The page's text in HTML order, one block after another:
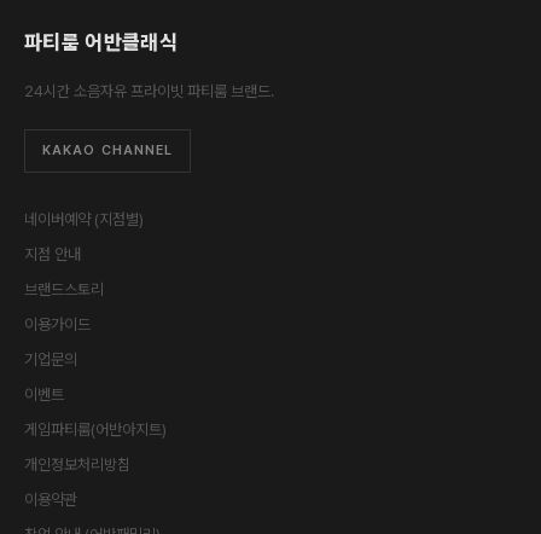
파티룸 어반클래식
24시간 소음자유 프라이빗 파티룸 브랜드.
KAKAO CHANNEL
네이버예약 (지점별)
지점 안내
브랜드스토리
이용가이드
기업문의
이벤트
게임파티룸(어반아지트)
개인정보처리방침
이용약관